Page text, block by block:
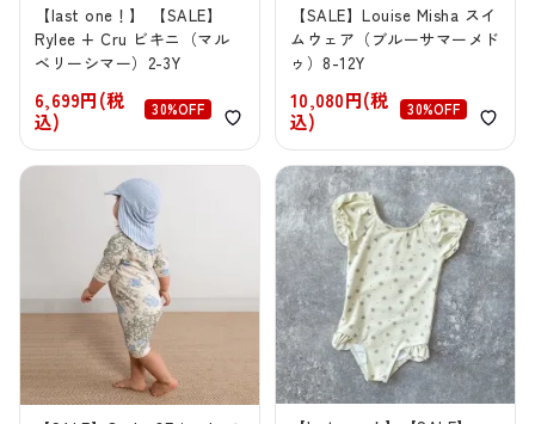
【last one！】 【SALE】
Rylee + Cru ビキニ（マル
ベリーシマー）2-3Y
6,699円(税
込)
30%OFF
【SALE】Louise Misha スイ
ムウェア（ブルーサマーメド
ゥ）8-12Y
10,080円(税
込)
30%OFF